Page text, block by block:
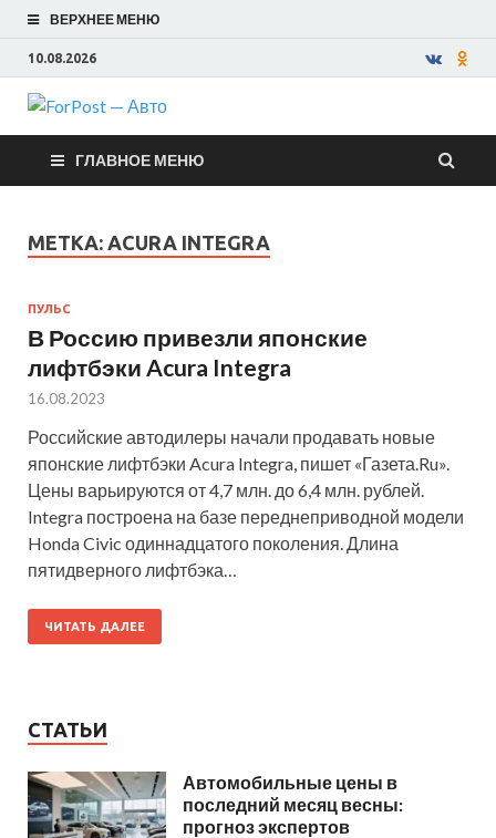
ВЕРХНЕЕ МЕНЮ
10.08.2026
ForPost —
Авто
ГЛАВНОЕ МЕНЮ
МЕТКА: ACURA INTEGRA
ПУЛЬС
В Россию привезли японские
лифтбэки Acura Integra
16.08.2023
Российские автодилеры начали продавать новые
японские лифтбэки Acura Integra, пишет «Газета.Ru».
Цены варьируются от 4,7 млн. до 6,4 млн. рублей.
Integra построена на базе переднеприводной модели
Honda Civic одиннадцатого поколения. Длина
пятидверного лифтбэка…
ЧИТАТЬ ДАЛЕЕ
СТАТЬИ
Автомобильные цены в
последний месяц весны:
прогноз экспертов